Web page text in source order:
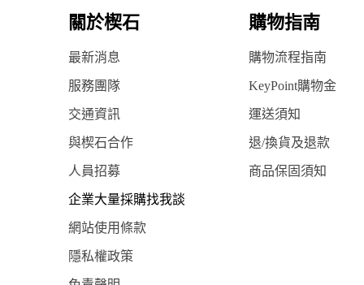
關於楔石 購物指南
最新消息 購物流程指南
服務團隊 KeyPoint購物金
交通資訊 運送須知
與楔石合作 退/換貨及退款
人員招募 商品保固須知
企業大量採購找我談
網站使用條款
隱私權政策